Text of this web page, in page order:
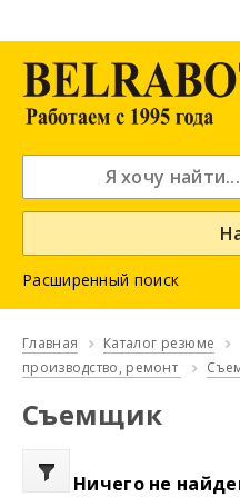
Расширенный поиск
Главная Каталог резюме
производство, ремонт
Съемщик
Ничего не